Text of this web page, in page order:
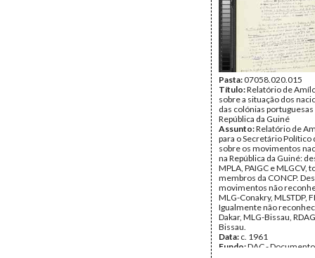
Pasta:07058.020.015
Título:Relatório de
sobre a situação dos
das colónias portuguesas
República da Guiné
Assunto:Relatório de
para o Secretário Político
sobre os movimentos
na República da Guiné:
MPLA, PAIGC e MLGCV,
membros da CONCP.
movimentos não
MLG-Conakry, MLSTDP,
Igualmente não
Dakar, MLG-Bissau,
Bissau.
Data: c. 1961
Fundo:DAC -